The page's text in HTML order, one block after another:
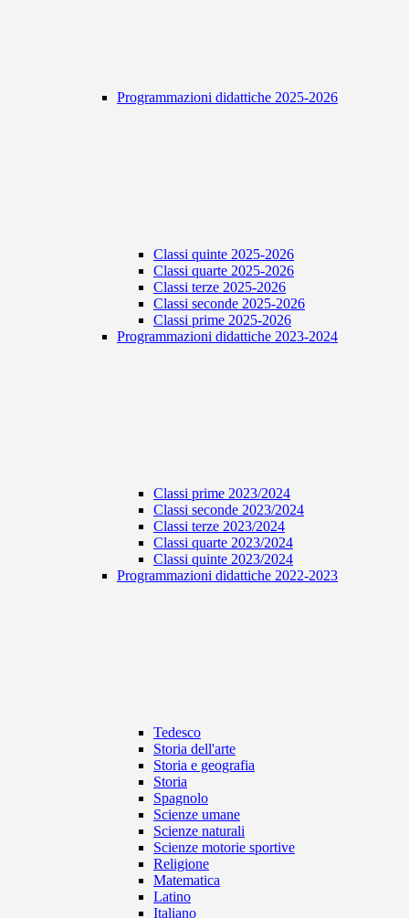
Programmazioni didattiche 2025-2026
Classi quinte 2025-2026
Classi quarte 2025-2026
Classi terze 2025-2026
Classi seconde 2025-2026
Classi prime 2025-2026
Programmazioni didattiche 2023-2024
Classi prime 2023/2024
Classi seconde 2023/2024
Classi terze 2023/2024
Classi quarte 2023/2024
Classi quinte 2023/2024
Programmazioni didattiche 2022-2023
Tedesco
Storia dell'arte
Storia e geografia
Storia
Spagnolo
Scienze umane
Scienze naturali
Scienze motorie sportive
Religione
Matematica
Latino
Italiano